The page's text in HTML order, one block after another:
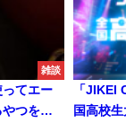
雑談
ってエー
つを見
「JIKEI
国高校